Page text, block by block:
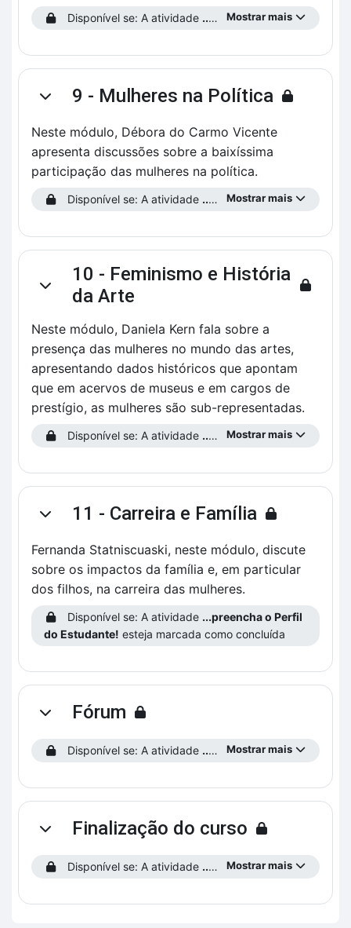
Mostrar mais
Disponível se: A atividade ...preencha o Perfil do Estudante!
Contrair9 - Mulheres na Política
Neste módulo, Débora do Carmo Vicente
apresenta discussões sobre a baixíssima
participação das mulheres na política.
Mostrar mais
Disponível se: A atividade ...preencha o Perfil do Estudante!
Contrair
10 - Feminismo e História
da Arte
Neste módulo, Daniela Kern fala sobre a
presença das mulheres no mundo das artes,
apresentando dados históricos que apontam
que em acervos de museus e em cargos de
prestígio, as mulheres são sub-representadas.
Mostrar mais
Disponível se: A atividade ...preencha o Perfil do Estudante!
Contrair11 - Carreira e Família
Fernanda Statniscuaski, neste módulo, discute
sobre os impactos da família e, em particular
dos filhos, na carreira das mulheres.
Disponível se: A atividade ...preencha o Perfil
do Estudante! esteja marcada como concluída
ContrairFórum
Mostrar mais
Disponível se: A atividade ...preencha o Perfil do Estudante!
ContrairFinalização do curso
Mostrar mais
Disponível se: A atividade ...preencha o Perfil do Estudante!